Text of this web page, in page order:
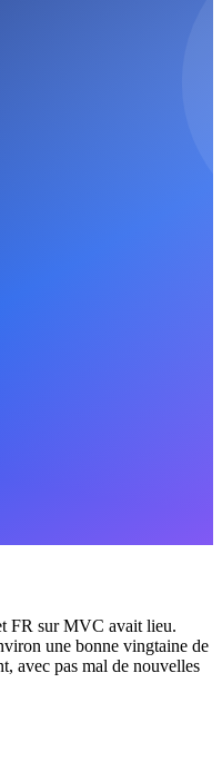
FR sur MVC avait lieu.
une bonne vingtaine de
avec pas mal de nouvelles